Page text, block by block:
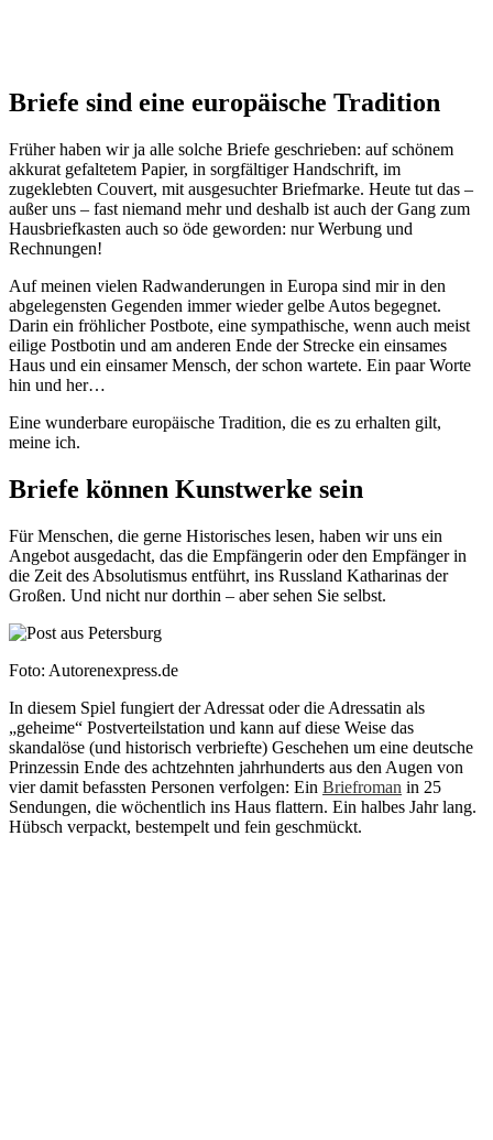
Briefe sind eine europäische Tradition
Früher haben wir ja alle solche Briefe geschrieben: auf schönem
akkurat gefaltetem Papier, in sorgfältiger Handschrift, im
zugeklebten Couvert, mit ausgesuchter Briefmarke. Heute tut das –
außer uns – fast niemand mehr und deshalb ist auch der Gang zum
Hausbriefkasten auch so öde geworden: nur Werbung und
Rechnungen!
Auf meinen vielen Radwanderungen in Europa sind mir in den
abgelegensten Gegenden immer wieder gelbe Autos begegnet.
Darin ein fröhlicher Postbote, eine sympathische, wenn auch meist
eilige Postbotin und am anderen Ende der Strecke ein einsames
Haus und ein einsamer Mensch, der schon wartete. Ein paar Worte
hin und her…
Eine wunderbare europäische Tradition, die es zu erhalten gilt,
meine ich.
Briefe können Kunstwerke sein
Für Menschen, die gerne Historisches lesen, haben wir uns ein
Angebot ausgedacht, das die Empfängerin oder den Empfänger in
die Zeit des Absolutismus entführt, ins Russland Katharinas der
Großen. Und nicht nur dorthin – aber sehen Sie selbst.
Foto: Autorenexpress.de
In diesem Spiel fungiert der Adressat oder die Adressatin als
„geheime“ Postverteilstation und kann auf diese Weise das
skandalöse (und historisch verbriefte) Geschehen um eine deutsche
Prinzessin Ende des achtzehnten jahrhunderts aus den Augen von
vier damit befassten Personen verfolgen: Ein Briefroman in 25
Sendungen, die wöchentlich ins Haus flattern. Ein halbes Jahr lang.
Hübsch verpackt, bestempelt und fein geschmückt.